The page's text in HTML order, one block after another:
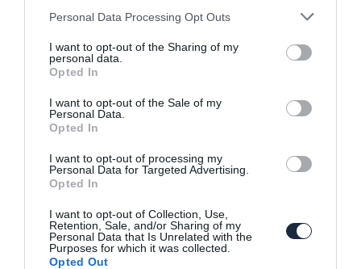
Please note that this website/app uses one or more Google
not limited to your visit or usage behaviour. You may click to
grant or deny consent to Google and its third-party tags to
use your data for below specified purposes in below Google
consent section.
Personal Data Processing Opt Outs
I want to opt-out of the Sharing of my
personal data.
Opted In
I want to opt-out of the Sale of my
Personal Data.
Opted In
I want to opt-out of processing my
Personal Data for Targeted Advertising.
Opted In
I want to opt-out of Collection, Use,
Retention, Sale, and/or Sharing of my
Personal Data that Is Unrelated with the
Purposes for which it was collected.
Opted Out
Keressük a legrondább autókat -
SsangYong Rodius